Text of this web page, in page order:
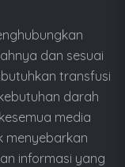
dan sesuai
transfusi
darah
media
menyebarkan
informasi yang